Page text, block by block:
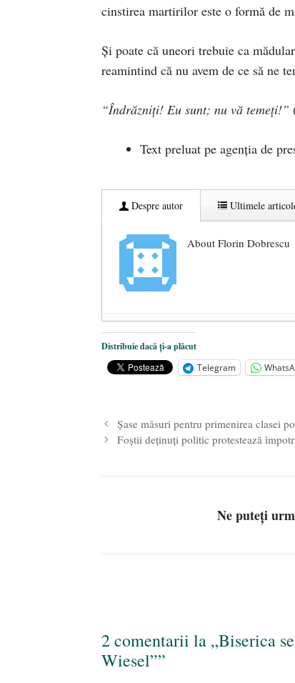
cinstirea martirilor este o formă de
Și poate că uneori trebuie ca
reamintind că nu avem de ce să ne
“Îndrăzniţi! Eu sunt; nu vă temeţi!”
Text preluat pe agenția de
Despre autor Ultimele
About Florin Dobrescu
Mărturisire. Despre Mișcarea
A mai plecat un luptător
STRIGOIUL - 4 iulie 2024
Distribuie dacă ți-a plăcut
Telegram
Șase măsuri pentru primenirea clasei
Foștii deținuți politic protestează
Ne puteți
2 comentarii la „Biserica
Wiesel””